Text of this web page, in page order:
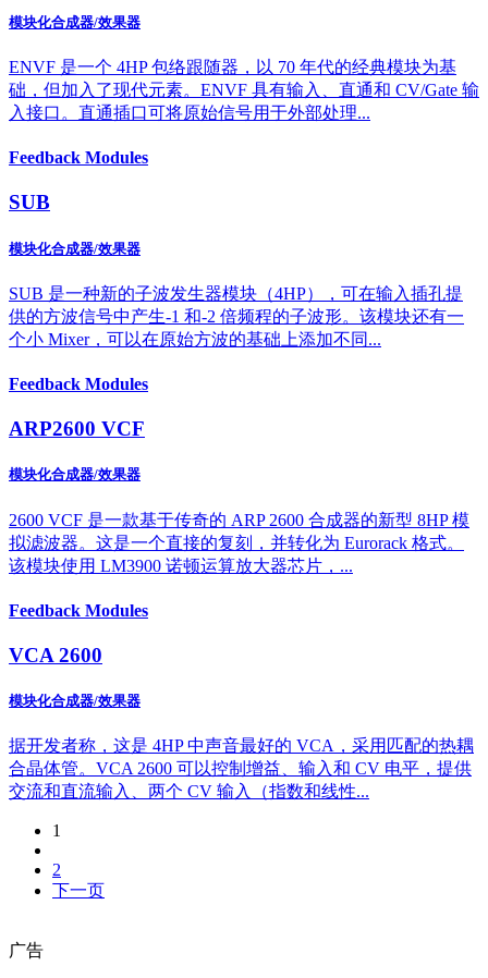
模块化合成器/效果器
ENVF 是一个 4HP 包络跟随器，以 70 年代的经典模块为基
础，但加入了现代元素。ENVF 具有输入、直通和 CV/Gate 输
入接口。直通插口可将原始信号用于外部处理...
Feedback Modules
SUB
模块化合成器/效果器
SUB 是一种新的子波发生器模块（4HP），可在输入插孔提
供的方波信号中产生-1 和-2 倍频程的子波形。该模块还有一
个小 Mixer，可以在原始方波的基础上添加不同...
Feedback Modules
ARP2600 VCF
模块化合成器/效果器
2600 VCF 是一款基于传奇的 ARP 2600 合成器的新型 8HP 模
拟滤波器。这是一个直接的复刻，并转化为 Eurorack 格式。
该模块使用 LM3900 诺顿运算放大器芯片，...
Feedback Modules
VCA 2600
模块化合成器/效果器
据开发者称，这是 4HP 中声音最好的 VCA，采用匹配的热耦
合晶体管。VCA 2600 可以控制增益、输入和 CV 电平，提供
交流和直流输入、两个 CV 输入（指数和线性...
1
2
下一页
广告